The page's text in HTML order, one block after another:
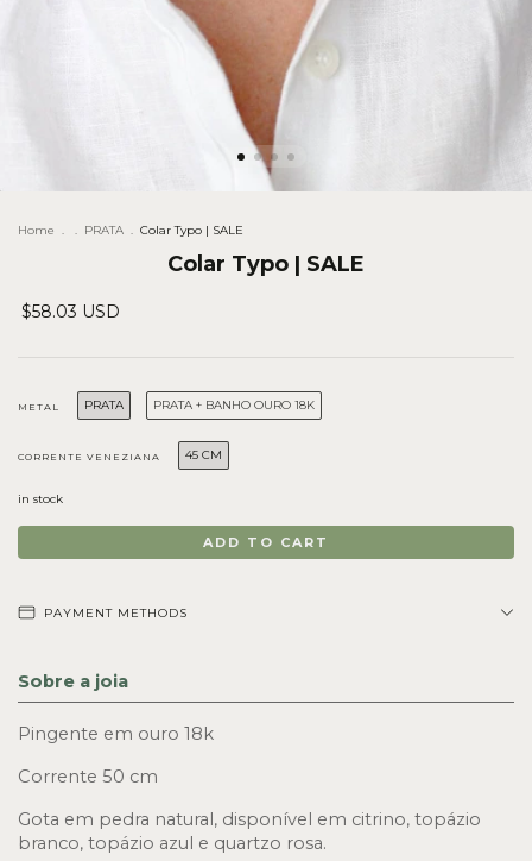
Home . . PRATA . Colar Typo | SALE
Colar Typo | SALE
$58.03 USD
METAL PRATA PRATA + BANHO OURO 18K
CORRENTE VENEZIANA 45 CM
in stock
PAYMENT METHODS
Sobre a joia
Pingente em ouro 18k
Corrente 50 cm
Gota em pedra natural, disponível em citrino, topázio
branco, topázio azul e quartzo rosa.